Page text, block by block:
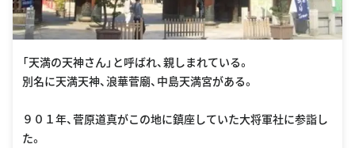
「天満の天神さん」と呼ばれ、親しまれている。
別名に天満天神、浪華菅廟、中島天満宮がある。
９０１年、菅原道真がこの地に鎮座していた大将軍社に参詣し
た。